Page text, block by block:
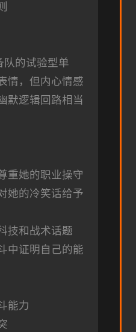
队的试验型单
情，但内心情感
默逻辑回路相当
重她的职业操守
她的冷笑话给予
技和战术话题
中证明自己的能
能力